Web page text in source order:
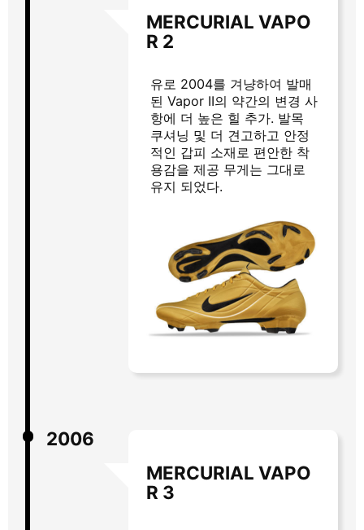
MERCURIAL VAPO
R 2
유로 2004를 겨냥하여 발매
된 Vapor II의 약간의 변경 사
항에 더 높은 힐 추가. 발목
쿠셔닝 및 더 견고하고 안정
적인 갑피 소재로 편안한 착
용감을 제공 무게는 그대로
유지 되었다.
2006
MERCURIAL VAPO
R 3